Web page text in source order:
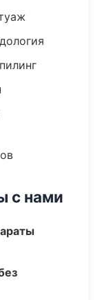
с нами